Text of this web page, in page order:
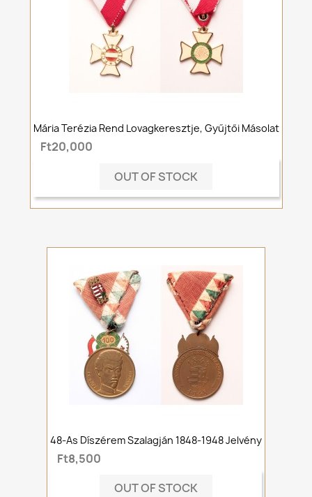
Mária Terézia Rend Lovagkeresztje, Gyűjtői Másolat
Ft20,000
OUT OF STOCK
48-As Díszérem Szalagján 1848-1948 Jelvény
Ft8,500
OUT OF STOCK